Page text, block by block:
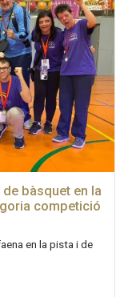
de bàsquet en la
competició
en la pista i de